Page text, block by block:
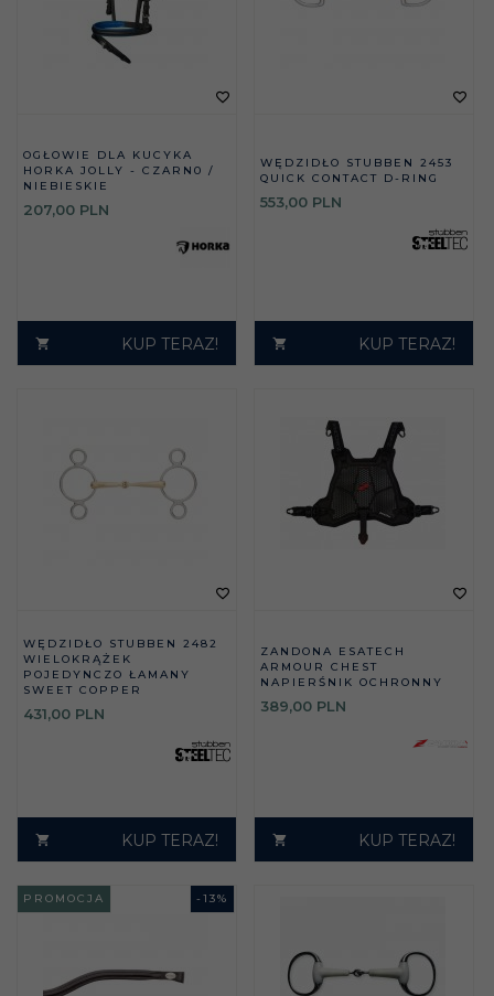
OGŁOWIE DLA KUCYKA
HORKA JOLLY - CZARN0 /
NIEBIESKIE
207,00 PLN
KUP TERAZ!
WĘDZIDŁO STUBBEN 2453
QUICK CONTACT D-RING
553,00 PLN
KUP TERAZ!
WĘDZIDŁO STUBBEN 2482
WIELOKRĄŻEK
POJEDYNCZO ŁAMANY
SWEET COPPER
431,00 PLN
KUP TERAZ!
ZANDONA ESATECH
ARMOUR CHEST
NAPIERŚNIK OCHRONNY
389,00 PLN
KUP TERAZ!
- 13%
PROMOCJA